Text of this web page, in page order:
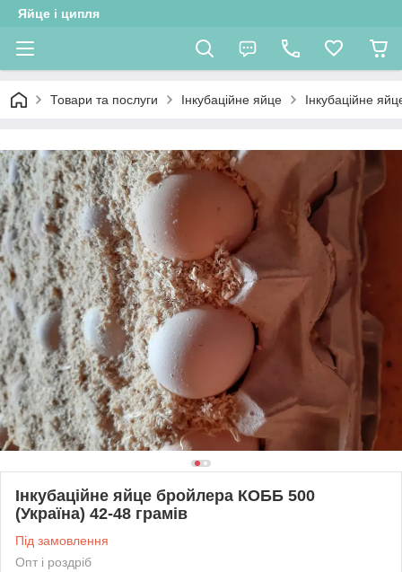
Яйце і ципля
Товари та послуги Інкубаційне яйце Інкубаційне
Інкубаційне яйце бройлера КОББ 500
(Україна) 42-48 грамів
Під замовлення
Опт і роздріб